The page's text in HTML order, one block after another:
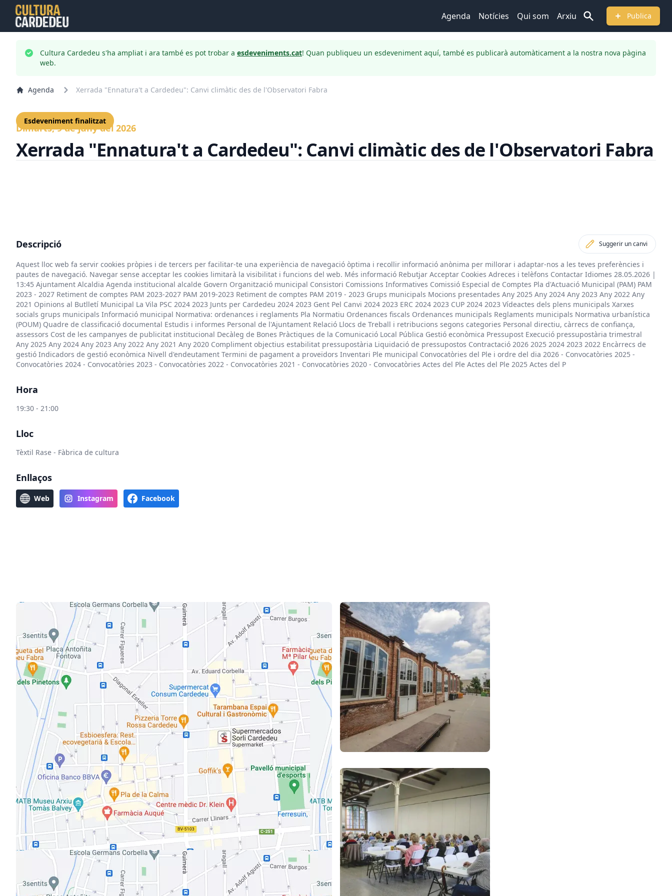
Agenda Notícies Qui som Arxiu Publica
Cultura Cardedeu s'ha ampliat i ara també es pot trobar a esdeveniments.cat! Quan publiqueu un esdeveniment aquí, també es publicarà automàticament a la nostra nova pàgina
web.
Agenda Xerrada "Ennatura't a Cardedeu": Canvi climàtic des de l'Observatori Fabra
Esdeveniment finalitzat
Dimarts, 9 de juny del 2026
Xerrada "Ennatura't a Cardedeu": Canvi climàtic des de l'Observatori Fabra
Descripció Suggerir un canvi
Aquest lloc web fa servir cookies pròpies i de tercers per facilitar-te una experiència de navegació òptima i recollir informació anònima per millorar i adaptar-nos a les teves preferències i
pautes de navegació. Navegar sense acceptar les cookies limitarà la visibilitat i funcions del web. Més informació Rebutjar Acceptar Cookies Adreces i telèfons Contactar Idiomes 28.05.2026 |
13:45 Ajuntament Alcaldia Agenda institucional alcalde Govern Organització municipal Consistori Comissions Informatives Comissió Especial de Comptes Pla d'Actuació Municipal (PAM) PAM
2023 - 2027 Retiment de comptes PAM 2023-2027 PAM 2019-2023 Retiment de comptes PAM 2019 - 2023 Grups municipals Mocions presentades Any 2025 Any 2024 Any 2023 Any 2022 Any
2021 Opinions al Butlletí Municipal La Vila PSC 2024 2023 Junts per Cardedeu 2024 2023 Gent Pel Canvi 2024 2023 ERC 2024 2023 CUP 2024 2023 Vídeactes dels plens municipals Xarxes
socials grups municipals Informació municipal Normativa: ordenances i reglaments Pla Normatiu Ordenances fiscals Ordenances municipals Reglaments municipals Normativa urbanística
(POUM) Quadre de classificació documental Estudis i informes Personal de l'Ajuntament Relació Llocs de Treball i retribucions segons categories Personal directiu, càrrecs de confiança,
assessors Cost de les campanyes de publicitat institucional Decàleg de Bones Pràctiques de la Comunicació Local Pública Gestió econòmica Pressupost Execució pressupostària trimestral
Any 2025 Any 2024 Any 2023 Any 2022 Any 2021 Any 2020 Compliment objectius estabilitat pressupostària Liquidació de pressupostos Contractació 2026 2025 2024 2023 2022 Encàrrecs de
gestió Indicadors de gestió econòmica Nivell d'endeutament Termini de pagament a proveïdors Inventari Ple municipal Convocatòries del Ple i ordre del dia 2026 - Convocatòries 2025 -
Convocatòries 2024 - Convocatòries 2023 - Convocatòries 2022 - Convocatòries 2021 - Convocatòries 2020 - Convocatòries Actes del Ple Actes del Ple 2025 Actes del P
Hora
19:30 - 21:00
Lloc
Tèxtil Rase - Fàbrica de cultura
Enllaços
Web Instagram Facebook